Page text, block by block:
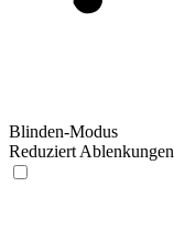
Blinden-Modus
Reduziert